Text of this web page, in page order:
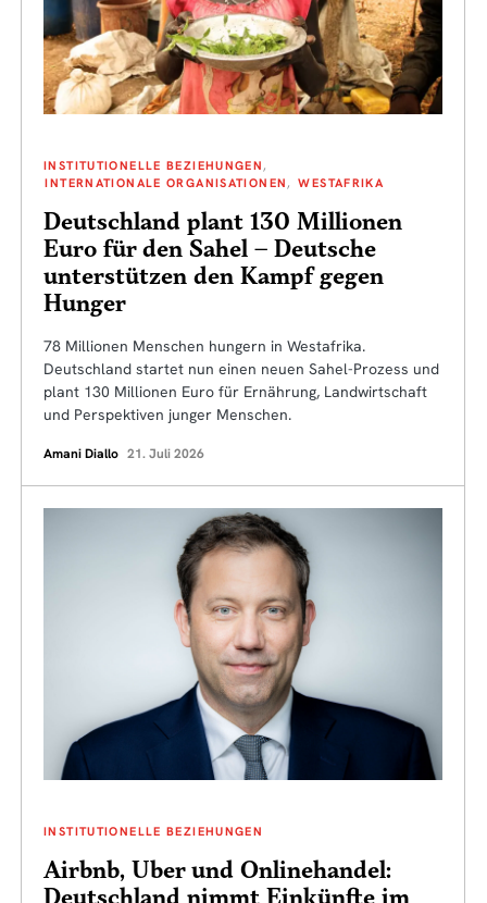
INSTITUTIONELLE BEZIEHUNGEN
INTERNATIONALE ORGANISATIONEN
WESTAFRIKA
Deutschland plant 130 Millionen
Euro für den Sahel – Deutsche
unterstützen den Kampf gegen
Hunger
78 Millionen Menschen hungern in Westafrika.
Deutschland startet nun einen neuen Sahel-Prozess und
plant 130 Millionen Euro für Ernährung, Landwirtschaft
und Perspektiven junger Menschen.
Amani Diallo 21. Juli 2026
INSTITUTIONELLE BEZIEHUNGEN
Airbnb, Uber und Onlinehandel: